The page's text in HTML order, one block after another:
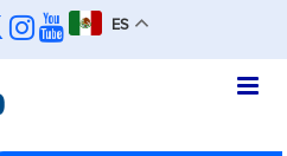
ES